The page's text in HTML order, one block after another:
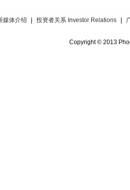
媒体介绍 | 投资者关系 Investor Relations |
Copyright © 2013